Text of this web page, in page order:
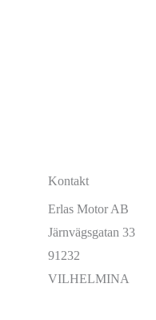
Kontakt
Erlas Motor AB
Järnvägsgatan 33
91232
VILHELMINA